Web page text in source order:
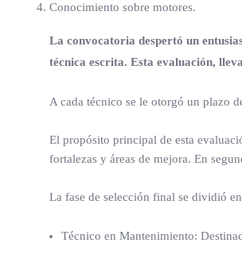
Conocimiento sobre motores.
La convocatoria despertó un
técnica escrita. Esta evaluación,
A cada técnico se le otorgó un plazo
El propósito principal de esta
fortalezas y áreas de mejora. En
La fase de selección final se dividió
Técnico en Mantenimiento: